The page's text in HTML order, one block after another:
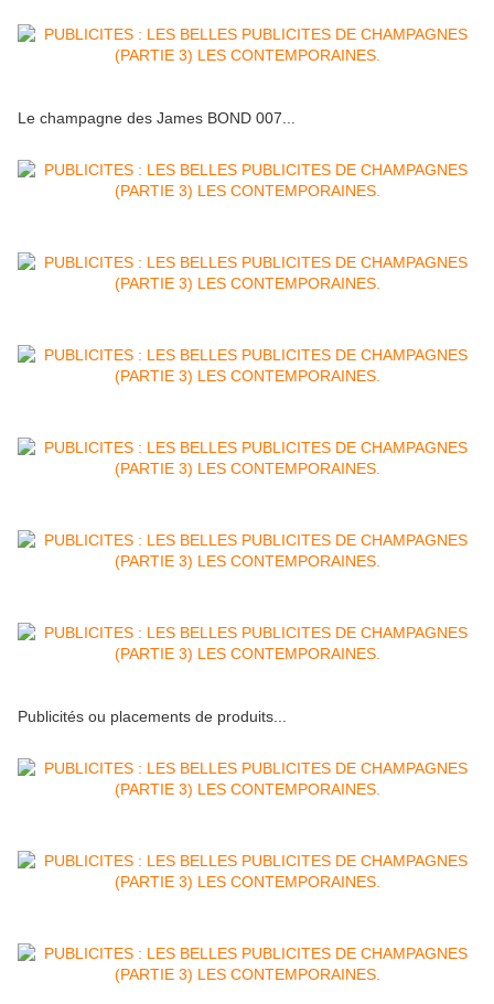
Le champagne des James BOND 007...
Publicités ou placements de produits...